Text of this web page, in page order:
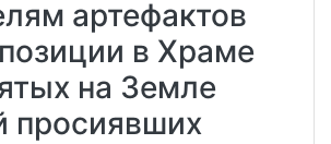
артефактов
в Храме
на Земле
просиявших